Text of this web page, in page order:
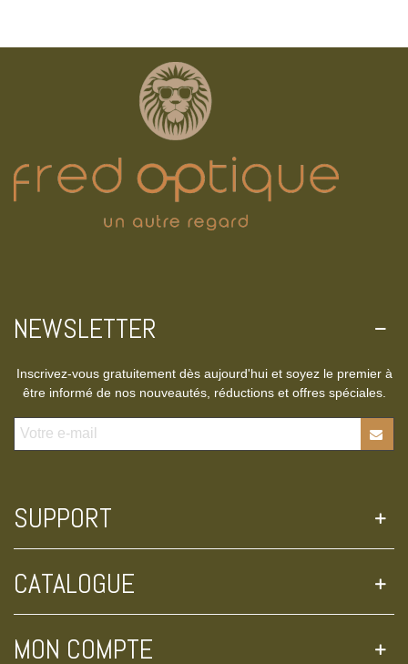
NEWSLETTER
Inscrivez-vous gratuitement dès aujourd'hui et soyez le premier à
être informé de nos nouveautés, réductions et offres spéciales.
SUPPORT
CATALOGUE
MON COMPTE